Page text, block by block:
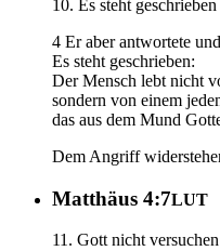
10. Es steht geschrieben
4 Er aber antwortete
Es steht geschrieben:
Der Mensch lebt nicht
sondern von einem
das aus dem Mund
Dem Angriff
Matthäus 4:7LUT
11. Gott nicht versuchen